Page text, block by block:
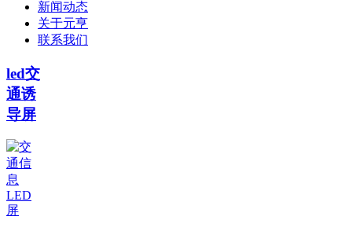
新闻动态
关于元亨
联系我们
led交
通诱
导屏